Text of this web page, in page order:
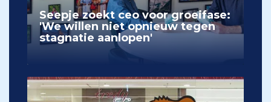
Seepje zoekt ceo voor groeifase:
'We willen niet opnieuw tegen
stagnatie aanlopen'